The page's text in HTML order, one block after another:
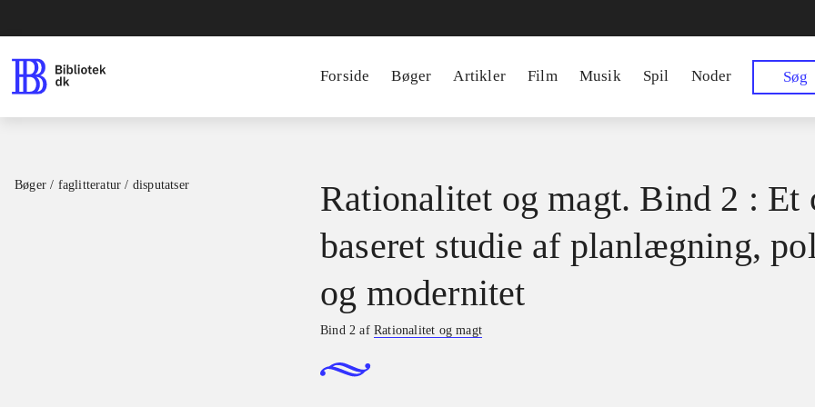
Forside Bøger Artikler Film Musik Spil Noder Søg
Bøger / faglitteratur / disputatser
Rationalitet og magt. Bind 2 : Et
baseret studie af planlægning,
og modernitet
Bind 2 afRationalitet og magt